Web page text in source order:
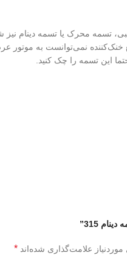
تسمه محرک یا تسمه دینام
این تسمه را چک کنید.
315”
علامت‌گذاری شده‌اند *